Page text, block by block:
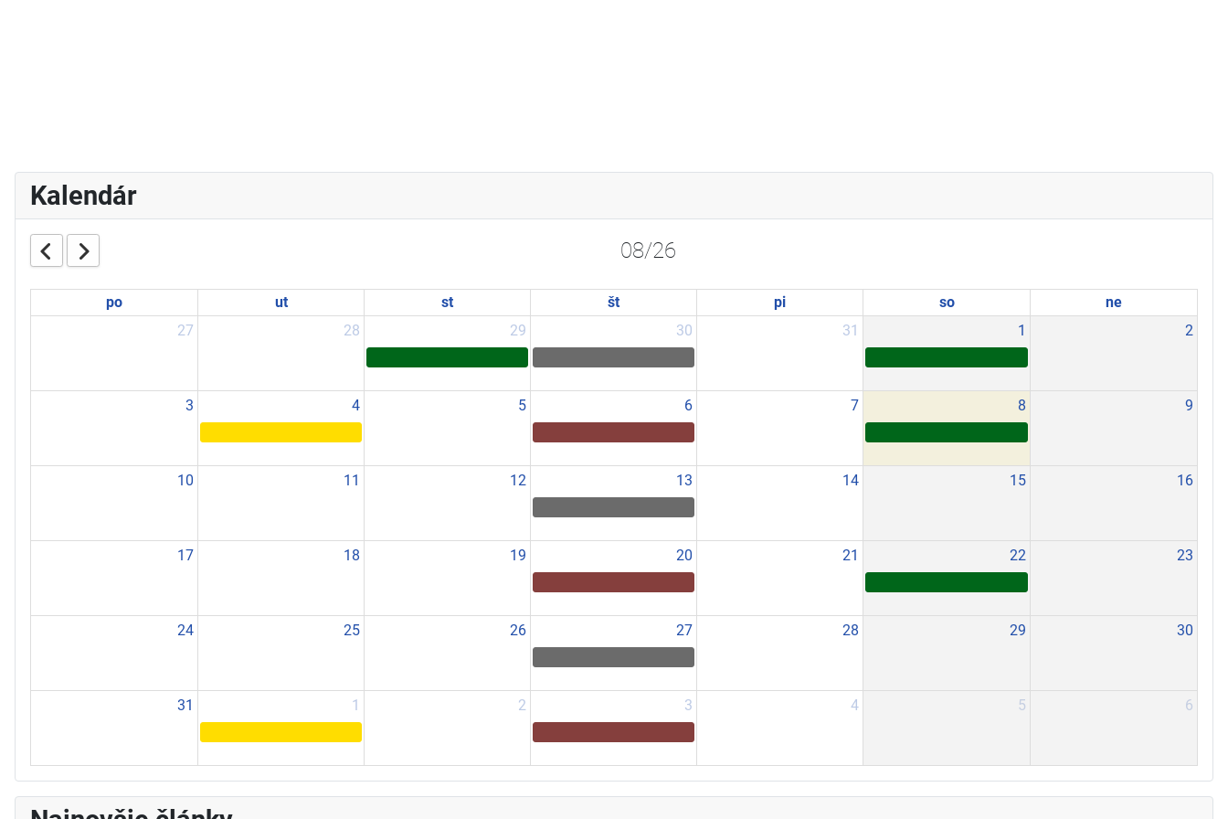
Kalendár
08/26
po ut st št pi so
ne
27
28 29 30 31 1 2
3 4 5 6 7 8 9
10 11 12 13 14 15 16
17 18 19 20 21 22 23
24 25 26 27 28 29 30
31 1 2 3 4 5 6